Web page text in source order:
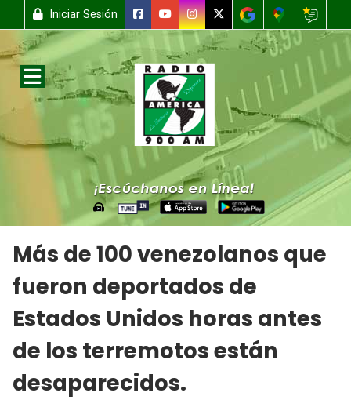
Iniciar Sesión
Más de 100 venezolanos que
fueron deportados de
Estados Unidos horas antes
de los terremotos están
desaparecidos.